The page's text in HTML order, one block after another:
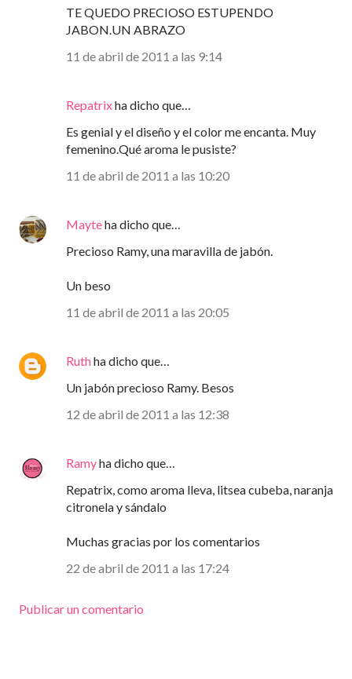
TE QUEDO PRECIOSO ESTUPENDO
JABON.UN ABRAZO
11 de abril de 2011 a las 9:14
Repatrixha dicho que…
Es genial y el diseño y el color me encanta. Muy
femenino.Qué aroma le pusiste?
11 de abril de 2011 a las 10:20
Mayteha dicho que…
Precioso Ramy, una maravilla de jabón.
Un beso
11 de abril de 2011 a las 20:05
Ruthha dicho que…
Un jabón precioso Ramy. Besos
12 de abril de 2011 a las 12:38
Ramyha dicho que…
Repatrix, como aroma lleva, litsea cubeba, naranja
citronela y sándalo
Muchas gracias por los comentarios
22 de abril de 2011 a las 17:24
Publicar un comentario